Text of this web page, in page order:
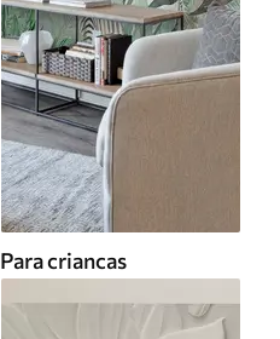
Para criancas